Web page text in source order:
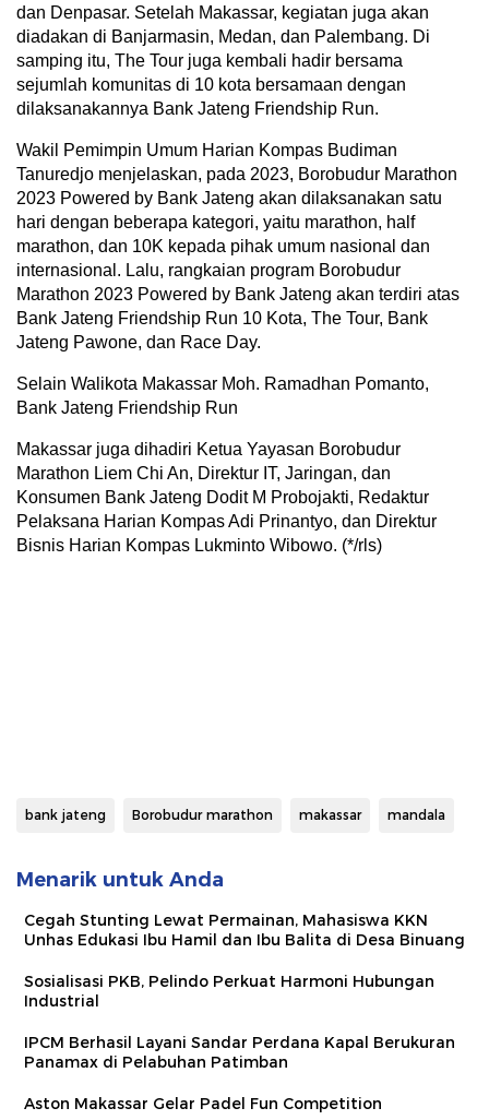
dan Denpasar. Setelah Makassar, kegiatan juga akan
diadakan di Banjarmasin, Medan, dan Palembang. Di
samping itu, The Tour juga kembali hadir bersama
sejumlah komunitas di 10 kota bersamaan dengan
dilaksanakannya Bank Jateng Friendship Run.
Wakil Pemimpin Umum Harian Kompas Budiman
Tanuredjo menjelaskan, pada 2023, Borobudur Marathon
2023 Powered by Bank Jateng akan dilaksanakan satu
hari dengan beberapa kategori, yaitu marathon, half
marathon, dan 10K kepada pihak umum nasional dan
internasional. Lalu, rangkaian program Borobudur
Marathon 2023 Powered by Bank Jateng akan terdiri atas
Bank Jateng Friendship Run 10 Kota, The Tour, Bank
Jateng Pawone, dan Race Day.
Selain Walikota Makassar Moh. Ramadhan Pomanto,
Bank Jateng Friendship Run
Makassar juga dihadiri Ketua Yayasan Borobudur
Marathon Liem Chi An, Direktur IT, Jaringan, dan
Konsumen Bank Jateng Dodit M Probojakti, Redaktur
Pelaksana Harian Kompas Adi Prinantyo, dan Direktur
Bisnis Harian Kompas Lukminto Wibowo. (*/rls)
bank jateng Borobudur marathon makassar mandala
Menarik untuk Anda
Cegah Stunting Lewat Permainan, Mahasiswa KKN
Unhas Edukasi Ibu Hamil dan Ibu Balita di Desa Binuang
Sosialisasi PKB, Pelindo Perkuat Harmoni Hubungan
Industrial
IPCM Berhasil Layani Sandar Perdana Kapal Berukuran
Panamax di Pelabuhan Patimban
Aston Makassar Gelar Padel Fun Competition